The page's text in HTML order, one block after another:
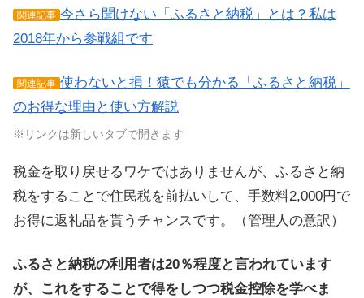
関連記事 今さら聞けない「ふるさと納税」とは？私は
2018年から参戦組です
関連記事 使わないと損！猿でも分かる「ふるさと納税」
のお得な理由と使い方解説
※リンクは新しいタブで開きます
税金を取り戻せるワケではありませんが、ふるさと納
税をすることで住民税を前払いして、手数料2,000円で
お得に返礼品を貰うチャンスです。（管理人の意訳）
ふるさと納税の利用者は20％程度と言われています
が、これをすることで得をしつつ税金控除を学べま